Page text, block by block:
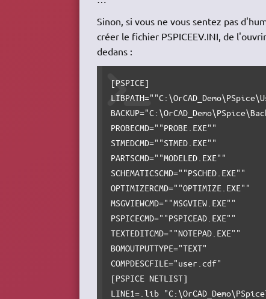
Sinon, si vous ne vous sentez pas
créer le fichier PSPICEEV.INI, de
dedans :
[PSPICE]
PROBECMD=""PROBE.EXE""
STMEDCMD=""STMED.EXE""
PARTSCMD=""MODELED.EXE""
SCHEMATICSCMD=""PSCHED.EXE""
OPTIMIZERCMD=""OPTIMIZE.EXE""
MSGVIEWCMD=""MSGVIEW.EXE""
PSPICECMD=""PSPICEAD.EXE""
TEXTEDITCMD=""NOTEPAD.EXE""
BOMOUTPUTTYPE="TEXT"
COMPDESCFILE="user.cdf"
[PSPICE NETLIST]
LINE1=.lib